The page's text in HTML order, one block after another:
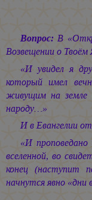
Вопрос: В
Возвещении о Твоём
«И увидел я
который имел
живущим на земле
народу…»
И в Евангелии
«И
вселенной, во
конец (наступит
начнутся явно «дни